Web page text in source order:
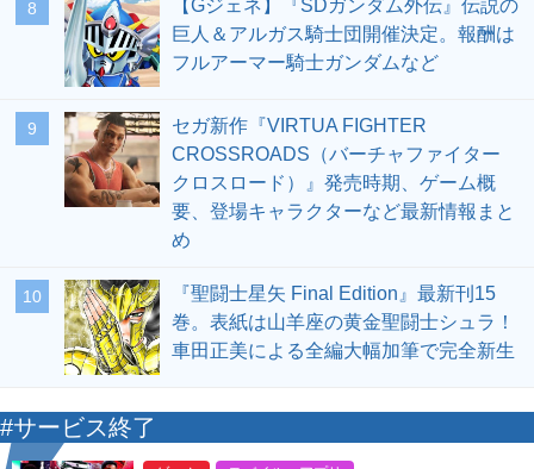
8
【Gジェネ】『SDガンダム外伝』伝説の
巨人＆アルガス騎士団開催決定。報酬は
フルアーマー騎士ガンダムなど
9
セガ新作『VIRTUA FIGHTER
CROSSROADS（バーチャファイター
クロスロード）』発売時期、ゲーム概
要、登場キャラクターなど最新情報まと
め
10
『聖闘士星矢 Final Edition』最新刊15
巻。表紙は山羊座の黄金聖闘士シュラ！
車田正美による全編大幅加筆で完全新生
#サービス終了